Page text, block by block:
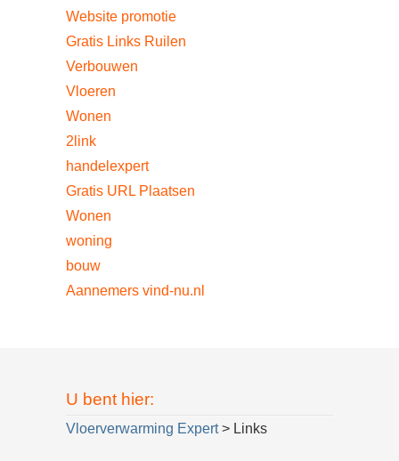
Website promotie
Gratis Links Ruilen
Verbouwen
Vloeren
Wonen
2link
handelexpert
Gratis URL Plaatsen
Wonen
woning
bouw
Aannemers vind-nu.nl
U bent hier:
Vloerverwarming Expert> Links